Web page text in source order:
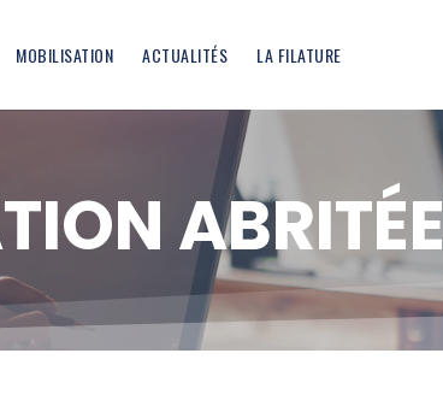
MOBILISATION ACTUALITÉS LA FILATURE
ABRITÉE